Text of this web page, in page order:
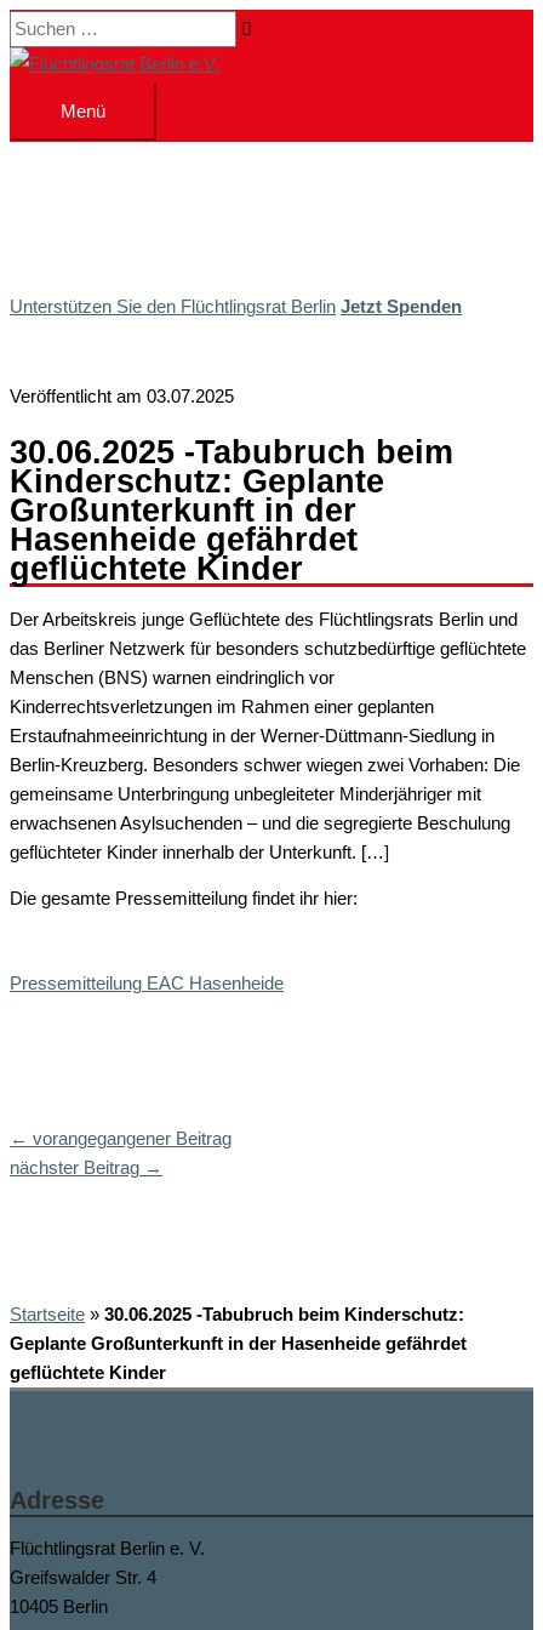
Zum
Inhalt
Suchen …
Menü
Menü
Unterstützen Sie den Flüchtlingsrat Berlin Jetzt Spenden
Veröffentlicht am 03.07.2025
30.06.2025 -Tabubruch beim
Kinderschutz: Geplante
Großunterkunft in der
Hasenheide gefährdet
geflüchtete Kinder
Der Arbeitskreis junge Geflüchtete des Flüchtlingsrats Berlin und
das Berliner Netzwerk für besonders schutzbedürftige geflüchtete
Menschen (BNS) warnen eindringlich vor
Kinderrechtsverletzungen im Rahmen einer geplanten
Erstaufnahmeeinrichtung in der Werner-Düttmann-Siedlung in
Berlin-Kreuzberg. Besonders schwer wiegen zwei Vorhaben: Die
gemeinsame Unterbringung unbegleiteter Minderjähriger mit
erwachsenen Asylsuchenden – und die segregierte Beschulung
geflüchteter Kinder innerhalb der Unterkunft. […]
Die gesamte Pressemitteilung findet ihr hier:
Pressemitteilung EAC Hasenheide
← vorangegangener Beitrag
nächster Beitrag →
Startseite » 30.06.2025 -Tabubruch beim Kinderschutz:
Geplante Großunterkunft in der Hasenheide gefährdet
geflüchtete Kinder
Adresse
Flüchtlingsrat Berlin e. V.
Greifswalder Str. 4
10405 Berlin